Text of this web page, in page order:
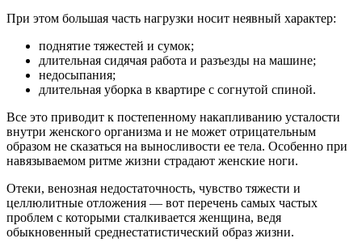
При этом большая часть нагрузки носит неявный характер:
поднятие тяжестей и сумок;
длительная сидячая работа и разъезды на машине;
недосыпания;
длительная уборка в квартире с согнутой спиной.
Все это приводит к постепенному накапливанию усталости
внутри женского организма и не может отрицательным
образом не сказаться на выносливости ее тела. Особенно при
навязываемом ритме жизни страдают женские ноги.
Отеки, венозная недостаточность, чувство тяжести и
целлюлитные отложения — вот перечень самых частых
проблем с которыми сталкивается женщина, ведя
обыкновенный среднестатистический образ жизни.